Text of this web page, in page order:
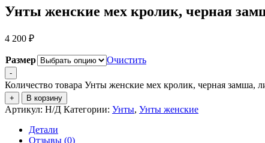
Унты женские мех кролик, черная
4 200 ₽
Размер Очистить
-
Количество товара Унты женские мех кролик, черная замша,
+ В корзину
Артикул: Н/Д Категории: Унты, Унты женские
Детали
Отзывы (0)